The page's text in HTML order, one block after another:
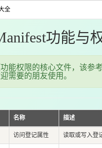
全
功能与
能权限的核心文件，该参
需要的朋友使用。
名称 描述
访问登记属性 读取或写入登